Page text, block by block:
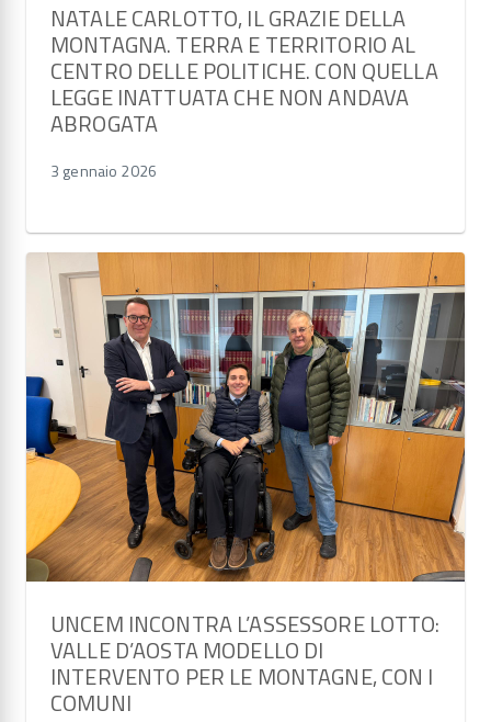
NATALE CARLOTTO, IL GRAZIE DELLA
MONTAGNA. TERRA E TERRITORIO AL
CENTRO DELLE POLITICHE. CON QUELLA
LEGGE INATTUATA CHE NON ANDAVA
ABROGATA
3 gennaio 2026
UNCEM INCONTRA L’ASSESSORE LOTTO:
VALLE D’AOSTA MODELLO DI
INTERVENTO PER LE MONTAGNE, CON I
COMUNI